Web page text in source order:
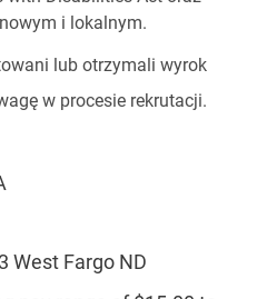
i lokalnym.
lub otrzymali wyrok
w procesie rekrutacji.
West Fargo ND